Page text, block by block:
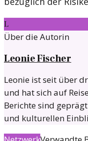
L
Über die Autorin
Leonie Fischer
Leonie ist seit über
und hat sich auf
Berichte sind
und kulturellen